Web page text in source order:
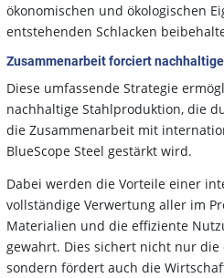
ökonomischen und ökologischen
entstehenden Schlacken
Zusammenarbeit forciert
Diese umfassende Strategie
nachhaltige Stahlproduktion, die
die Zusammenarbeit mit
BlueScope Steel gestärkt wird.
Dabei werden die Vorteile einer
vollständige Verwertung aller im
Materialien und die effiziente
gewahrt. Dies sichert nicht nur die
sondern fördert auch die